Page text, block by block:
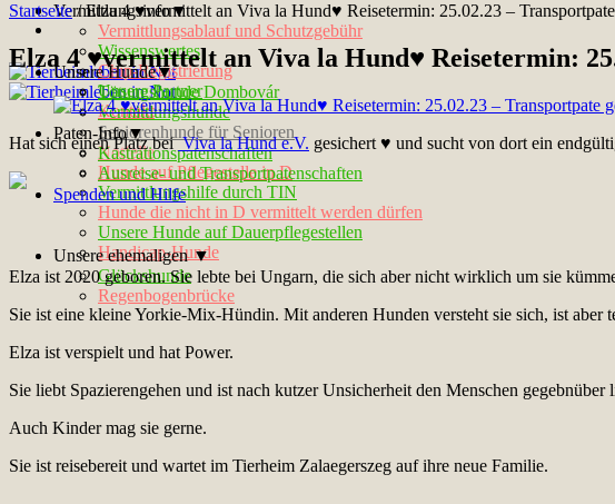
Vermittlungsinfo▼
Vermittlungsablauf und Schutzgebühr
Wissenswertes
Chip-Registrierung
Unsere Partner
Kontakt
Unsere Hunde▼
Tötungshunde Dombovár
Vermittlungshunde
Seniorenhunde für Senioren
Notfelle
Hunde auf Pflegestelle in D
Vermittlungshilfe durch TIN
Hunde die nicht in D vermittelt werden dürfen
Unsere Hunde auf Dauerpflegestellen
Handicap-Hunde
Paten-Info▼
Kastrationspatenschaften
Ausreise- und Transportpatenschaften
Spenden und Hilfe
Unsere ehemaligen ▼
Glückshunde
Regenbogenbrücke
Startseite /Elza 4 ♥vermittelt an Viva la Hund♥ Reisetermin: 25.02.23 –
Elza 4 ♥vermittelt an Viva la Hund♥ Reisetermin:
Hat sich einen Platz beiViva la Hund e.V. gesichert ♥ und sucht von dort ein
Elza ist 2020 geboren. Sie lebte bei Ungarn, die sich aber nicht wirklich um sie
Sie ist eine kleine Yorkie-Mix-Hündin. Mit anderen Hunden versteht sie sich, ist aber
Elza ist verspielt und hat Power.
Sie liebt Spazierengehen und ist nach kutzer Unsicherheit den Menschen gegebnüber
Auch Kinder mag sie gerne.
Sie ist reisebereit und wartet im Tierheim Zalaegerszeg auf ihre neue Familie.